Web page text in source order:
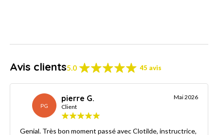
Avis clients5.0 45 avis
PG
pierre G.
Client
Mai 2026
Genial. Très bon moment passé avec Clotilde, instructrice,